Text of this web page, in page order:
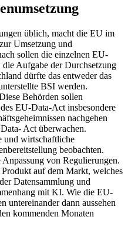
üblich, macht die EU im
Umsetzung und
sollen die einzelnen EU-
die Aufgabe der Durchsetzung
dürfte das entweder das
BSI werden.
Behörden sollen
EU-Data-Act insbesondere
nachgehen
Act überwachen.
und wirtschaftliche
beobachten.
von Regulierungen.
auf dem Markt, welches
Datensammlung und
mit KI. Wie die EU-
untereinander dann aussehen
kommenden Monaten